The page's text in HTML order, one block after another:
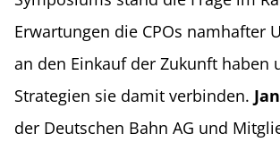
Erwartungen die CPOs namhafter
an den Einkauf der Zukunft haben
Strategien sie damit verbinden.
der Deutschen Bahn AG und